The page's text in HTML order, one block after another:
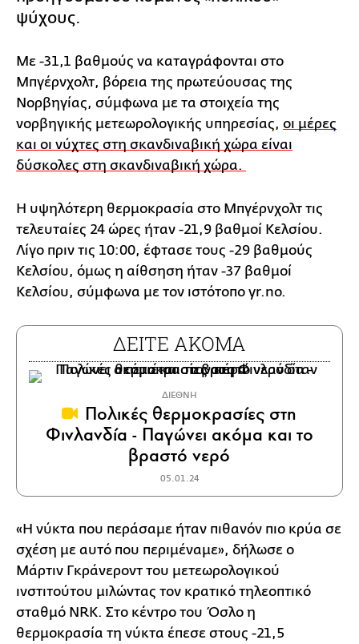
ψύχους.
Με -31,1 βαθμούς να καταγράφονται στο
Μπγέρνχολτ, βόρεια της πρωτεύουσας της
Νορβηγίας, σύμφωνα με τα στοιχεία της
νορβηγικής μετεωρολογικής υπηρεσίας, οι μέρες
και οι νύχτες στη σκανδιναβική χώρα είναι
δύσκολες στη σκανδιναβική χώρα.
Η υψηλότερη θερμοκρασία στο Μπγέρνχολτ τις
τελευταίες 24 ώρες ήταν -21,9 βαθμοί Κελσίου.
Λίγο πριν τις 10:00, έφτασε τους -29 βαθμούς
Κελσίου, όμως η αίθσηση ήταν -37 βαθμοί
Κελσίου, σύμφωνα με τον ιστότοπο yr.no.
ΔΕΙΤΕ ΑΚΟΜΑ
ΔΙΕΘΝΗ
Πολικές θερμοκρασίες στη
Φινλανδία - Παγώνει ακόμα και το
βραστό νερό
05.01.24
«Η νύκτα που περάσαμε ήταν πιθανόν πιο κρύα σε
σχέση με αυτό που περιμέναμε», δήλωσε ο
Μάρτιν Γκράνεροντ του μετεωρολογικού
ινστιτούτου μιλώντας τον κρατικό τηλεοπτικό
σταθμό NRK. Στο κέντρο του Όσλο η
θερμοκρασία τη νύκτα έπεσε στους -21,5